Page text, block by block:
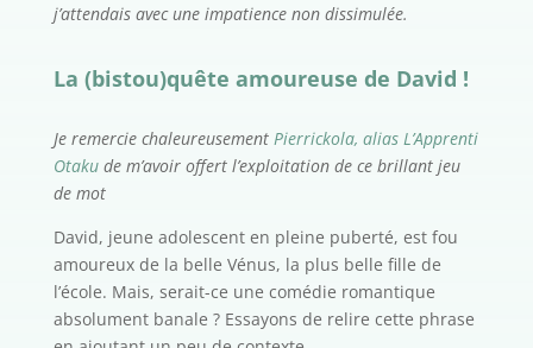
j’attendais avec une impatience non dissimulée.
La (bistou)quête amoureuse de David !
Je remercie chaleureusement Pierrickola, alias L’Apprenti
Otakude m’avoir offert l’exploitation de ce brillant jeu
de mot
David, jeune adolescent en pleine puberté, est fou
amoureux de la belle Vénus, la plus belle fille de
l’école. Mais, serait-ce une comédie romantique
absolument banale ? Essayons de relire cette phrase